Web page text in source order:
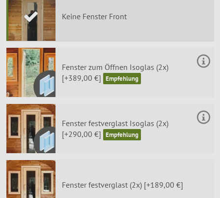
Keine Fenster Front
Fenster zum Öffnen Isoglas (2x)
[+389,00 €]
Fenster festverglast Isoglas (2x)
[+290,00 €]
Fenster festverglast (2x) [+189,00 €]